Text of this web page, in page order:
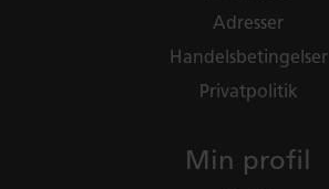
Adresser
Handelsbetingelser
Privatpolitik
Min profil